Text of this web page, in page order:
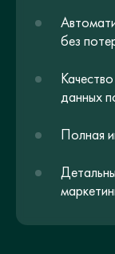
без
данных
Полная